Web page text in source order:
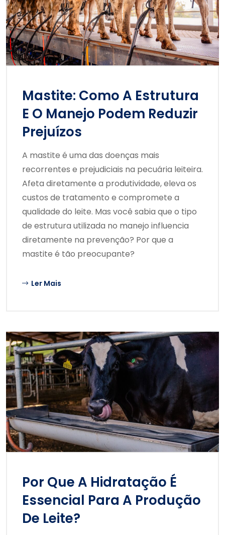
Mastite: Como A Estrutura
E O Manejo Podem Reduzir
Prejuízos
A mastite é uma das doenças mais
recorrentes e prejudiciais na pecuária leiteira.
Afeta diretamente a produtividade, eleva os
custos de tratamento e compromete a
qualidade do leite. Mas você sabia que o tipo
de estrutura utilizada no manejo influencia
diretamente na prevenção? Por que a
mastite é tão preocupante?
Ler Mais
Por Que A Hidratação É
Essencial Para A Produção
De Leite?